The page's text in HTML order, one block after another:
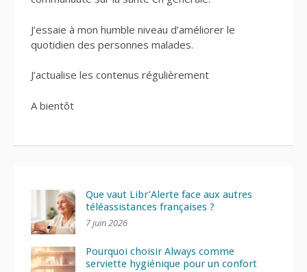
J’essaie à mon humble niveau d’améliorer le
quotidien des personnes malades.
J’actualise les contenus régulièrement
A bientôt
Que vaut Libr’Alerte face aux autres
téléassistances françaises ?
7 juin 2026
Pourquoi choisir Always comme
serviette hygiénique pour un confort